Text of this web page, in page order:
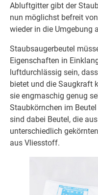
Abluftgitter gibt der
nun möglichst befreit
wieder in die Umgebung
Staubsaugerbeutel
Eigenschaften in
luftdurchlässig sein,
bietet und die Saugkraft
sie engmaschig genug
Staubkörnchen im
sind dabei Beutel, die
unterschiedlich
aus Vliesstoff.